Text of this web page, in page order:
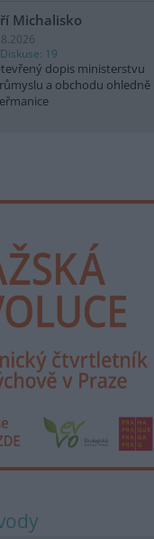
Michalisko
Diskuse: 19
dopis ministerstvu
a obchodu ohledně